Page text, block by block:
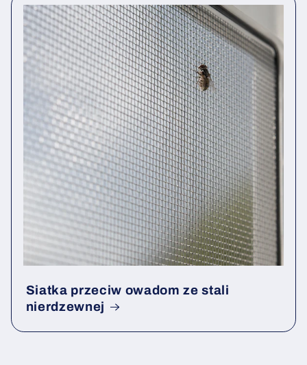
Siatka przeciw owadom ze stali
nierdzewnej